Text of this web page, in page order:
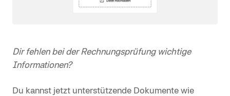
Dir fehlen bei der Rechnungsprüfung wichtige
Informationen?
Du kannst jetzt unterstützende Dokumente wie